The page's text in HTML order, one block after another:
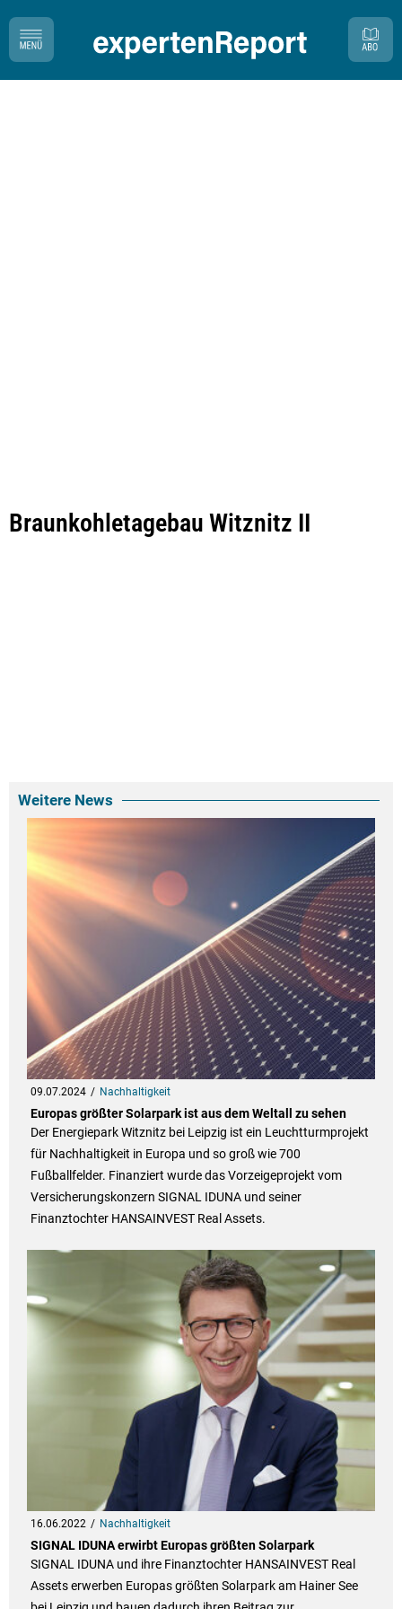
Braunkohletagebau Witznitz II
Weitere News
09.07.2024 Nachhaltigkeit
Europas größter Solarpark ist aus dem Weltall zu sehen
Der Energiepark Witznitz bei Leipzig ist ein Leuchtturmprojekt
für Nachhaltigkeit in Europa und so groß wie 700
Fußballfelder. Finanziert wurde das Vorzeigeprojekt vom
Versicherungskonzern SIGNAL IDUNA und seiner
Finanztochter HANSAINVEST Real Assets.
16.06.2022 Nachhaltigkeit
SIGNAL IDUNA erwirbt Europas größten Solarpark
SIGNAL IDUNA und ihre Finanztochter HANSAINVEST Real
Assets erwerben Europas größten Solarpark am Hainer See